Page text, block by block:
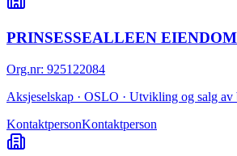
PRINSESSEALLEEN
Org.nr: 925122084
Aksjeselskap · OSLO · Utvikling og salg av
KontaktpersonKontaktperson